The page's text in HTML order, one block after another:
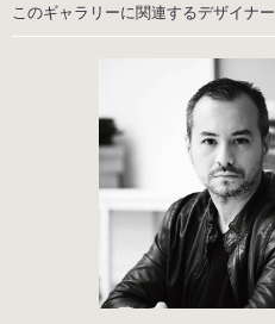
このギャラリーに関連するデザイナー